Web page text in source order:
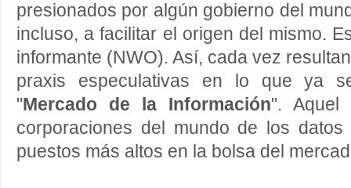
presionados por algún gobierno del
incluso, a facilitar el origen del mismo.
informante (NWO). Así, cada vez
praxis especulativas en lo que ya
"Mercado de la Información". Aquel
corporaciones del mundo de los
puestos más altos en la bolsa del